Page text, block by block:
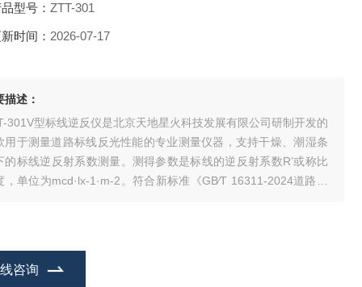
型号： ZTT-301
时间： 2026-07-17
描述：
301V型标线逆反仪是北京天地星火科技发展有限公司研制开发的
用于测量道路标线反光性能的专业测量仪器，支持干燥、潮湿条
的标线逆反射系数测量。测得参数是标线的逆反射系数R’或称比
，单位为mcd·lx-1·m-2。符合新标准《GB∕T 16311-2024道路交
咨询